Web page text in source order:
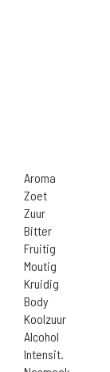
Aroma
Zoet
Zuur
Bitter
Fruitig
Moutig
Kruidig
Body
Koolzuur
Alcohol
Intensit.